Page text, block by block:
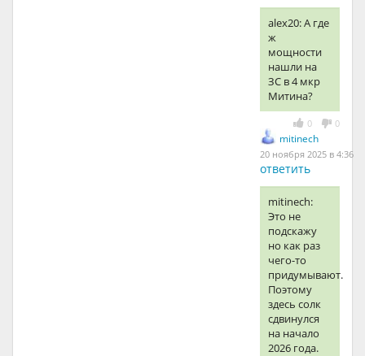
alex20: А где
ж
мощности
нашли на
ЗС в 4 мкр
Митина?
0 0
mitinech
20 ноября 2025 в 4:36
ответить
mitinech:
Это не
подскажу
но как раз
чего-то
придумывают.
Поэтому
здесь солк
сдвинулся
на начало
2026 года.